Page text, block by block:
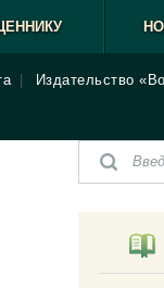
Издательство